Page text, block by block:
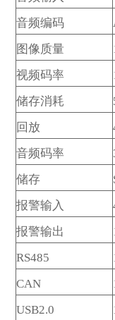
音频编码
图像质量
视频码率
储存消耗
回放
音频码率
储存
报警输入
报警输出
RS485
CAN
USB2.0